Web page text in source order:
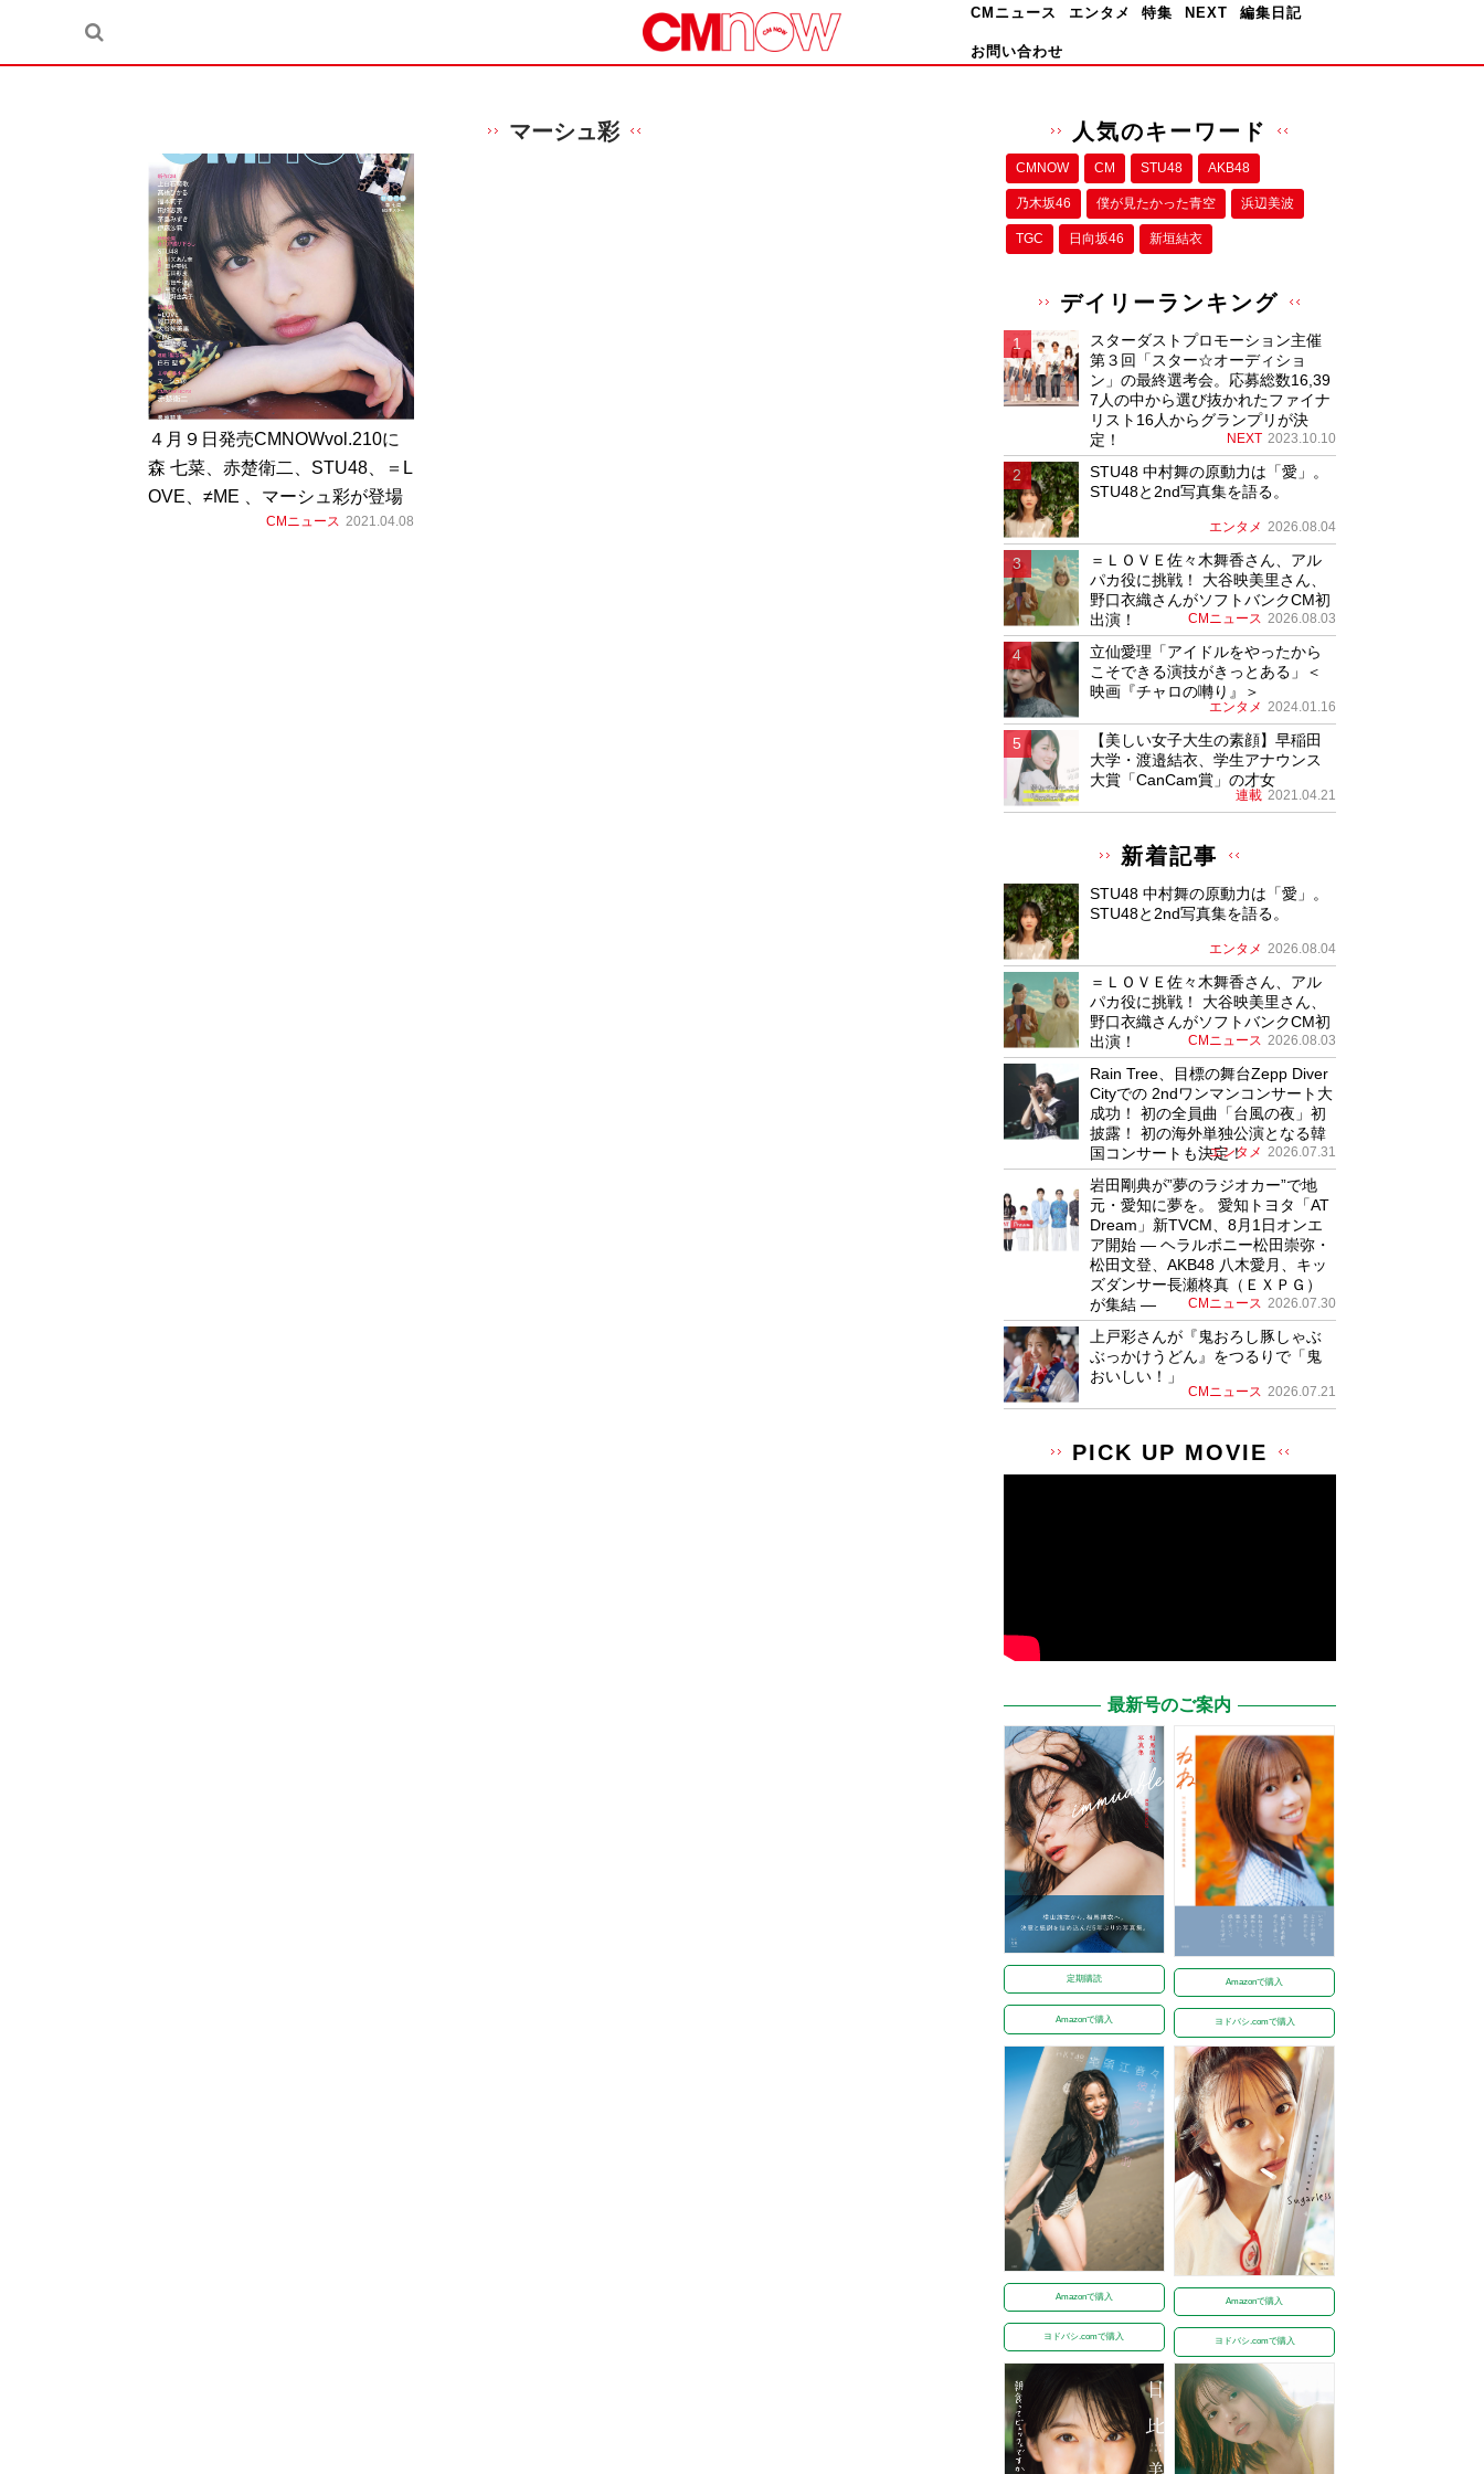
CMニュース エンタメ 特集 NEXT 編集日記
お問い合わせ
マーシュ彩
４月９日発売CMNOWvol.210に
森 七菜、赤楚衛二、STU48、＝L
OVE、≠ME 、マーシュ彩が登場
CMニュース 2021.04.08
人気のキーワード
CMNOW CM STU48 AKB48
乃木坂46 僕が⾒たかった⻘空 浜辺美波
TGC 日向坂46 新垣結衣
デイリーランキング
スターダストプロモーション主催
第３回「スター☆オーディショ
ン」の最終選考会。応募総数16,39
7人の中から選び抜かれたファイナ
リスト16人からグランプリが決
定！
NEXT 2023.10.10
STU48 中村舞の原動力は「愛」。
STU48と2nd写真集を語る。
エンタメ 2026.08.04
＝ＬＯＶＥ佐々木舞香さん、アル
パカ役に挑戦！ 大谷映美里さん、
野口衣織さんがソフトバンクCM初
出演！
CMニュース 2026.08.03
立仙愛理「アイドルをやったから
こそできる演技がきっとある」＜
映画『チャロの囀り』＞
エンタメ 2024.01.16
【美しい女子大生の素顔】早稲田
大学・渡邉結衣、学生アナウンス
大賞「CanCam賞」の才女
連載 2021.04.21
新着記事
STU48 中村舞の原動力は「愛」。
STU48と2nd写真集を語る。
エンタメ 2026.08.04
＝ＬＯＶＥ佐々木舞香さん、アル
パカ役に挑戦！ 大谷映美里さん、
野口衣織さんがソフトバンクCM初
出演！
CMニュース 2026.08.03
Rain Tree、目標の舞台Zepp Diver
Cityでの 2ndワンマンコンサート大
成功！ 初の全員曲「台風の夜」初
披露！ 初の海外単独公演となる韓
国コンサートも決定！
エンタメ 2026.07.31
岩田剛典が”夢のラジオカー”で地
元・愛知に夢を。 愛知トヨタ「AT
Dream」新TVCM、8月1日オンエ
ア開始 ― ヘラルボニー松田崇弥・
松田文登、AKB48 八木愛月、キッ
ズダンサー長瀬柊真（ＥＸＰＧ）
が集結 ―
CMニュース 2026.07.30
上戸彩さんが『鬼おろし豚しゃぶ
ぶっかけうどん』をつるりで「鬼
おいしい！」
CMニュース 2026.07.21
PICK UP MOVIE
最新号のご案内
定期購読
Amazonで購入
Amazonで購入
ヨドバシ.comで購入
Amazonで購入
ヨドバシ.comで購入
Amazonで購入
ヨドバシ.comで購入